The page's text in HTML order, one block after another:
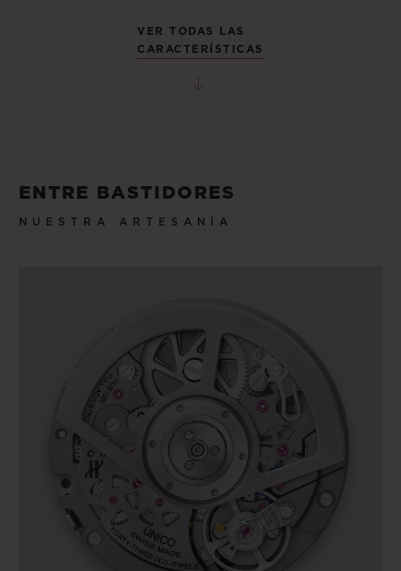
VER TODAS LAS
CARACTERÍSTICAS
ENTRE BASTIDORES
NUESTRA ARTESANÍA